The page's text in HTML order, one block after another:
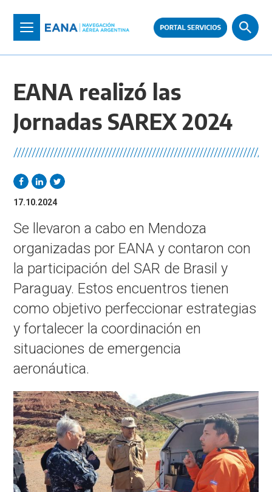
contenido
Toggle
navigation
EANA realizó las
Jornadas SAREX 2024
17.10.2024
Se llevaron a cabo en Mendoza
organizadas por EANA y contaron con
la participación del SAR de Brasil y
Paraguay. Estos encuentros tienen
como objetivo perfeccionar estrategias
y fortalecer la coordinación en
situaciones de emergencia
aeronáutica.